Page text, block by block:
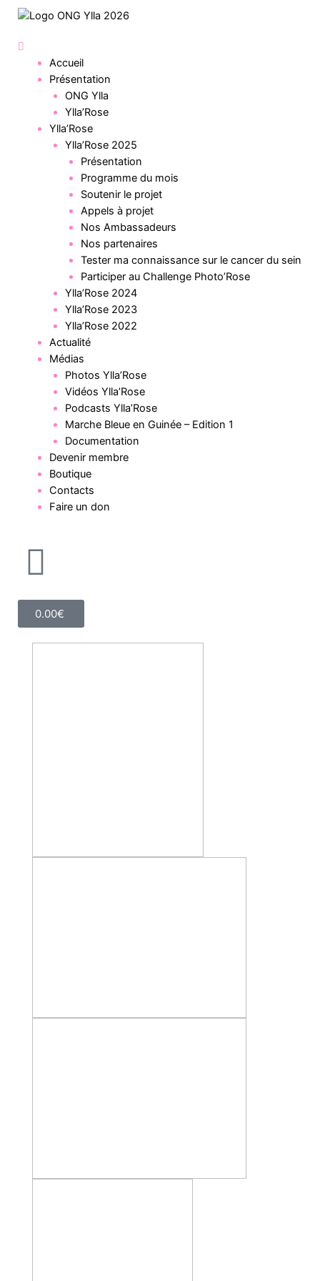
Accueil
Présentation
ONG Ylla
Ylla’Rose
Ylla’Rose
Ylla’Rose 2025
Présentation
Programme du mois
Soutenir le projet
Appels à projet
Nos Ambassadeurs
Nos partenaires
Tester ma connaissance sur le cancer du sein
Participer au Challenge Photo’Rose
Ylla’Rose 2024
Ylla’Rose 2023
Ylla’Rose 2022
Actualité
Médias
Photos Ylla’Rose
Vidéos Ylla’Rose
Podcasts Ylla’Rose
Marche Bleue en Guinée – Edition 1
Documentation
Devenir membre
Boutique
Contacts
Faire un don
0.00€